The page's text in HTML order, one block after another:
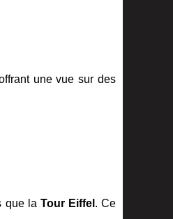
une vue sur des
que la Tour Eiffel . Ce